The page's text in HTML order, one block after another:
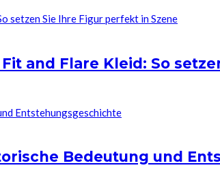
and Flare Kleid: So
Bedeutung und